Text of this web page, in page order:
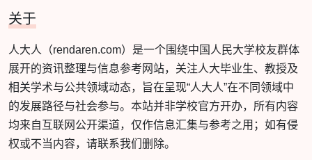
关于
人大人（rendaren.com）是一个围绕中国人民大学校友群体
展开的资讯整理与信息参考网站，关注人大毕业生、教授及
相关学术与公共领域动态，旨在呈现“人大人”在不同领域中
的发展路径与社会参与。本站并非学校官方开办，所有内容
均来自互联网公开渠道，仅作信息汇集与参考之用；如有侵
权或不当内容，请联系我们删除。